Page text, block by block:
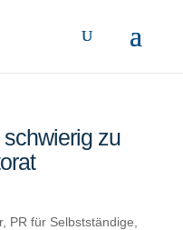
zu
, PR für Selbstständige